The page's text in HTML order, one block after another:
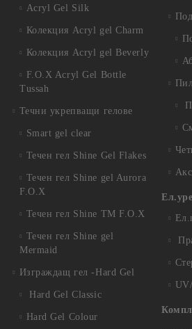
Acryl Gel Silk
Колекция Acryl gel Charm
Колекция Acryl gel Beverly
F.O.X Acryl Gel Bottle
Tussah
Течни укрепващи гелове
Smart gel clear
Течен гел Shine Gel Flakes
Течен гел Shine gel Aurora
F.O.X
Течен гел Shine TM F.O.X
Течен гел Shine gel
Mermaid
Изграждащ гел -Hard Gel
Hard Gel Classic
Hard Gel Colour